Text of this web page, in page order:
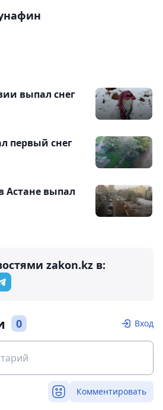
выпал снег
первый снег
Астане выпал
zakon.kz в:
0 Вход
Комментировать